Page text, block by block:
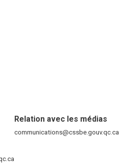
FENÊTRE)
Relation avec les médias
communications@cssbe.gouv.qc.ca